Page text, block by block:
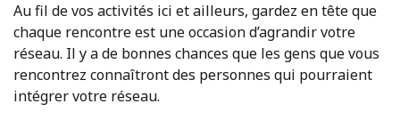
Au fil de vos activités ici et ailleurs, gardez en tête que
chaque rencontre est une occasion d’agrandir votre
réseau. Il y a de bonnes chances que les gens que vous
rencontrez connaîtront des personnes qui pourraient
intégrer votre réseau.